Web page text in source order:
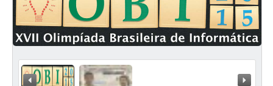
« Previous